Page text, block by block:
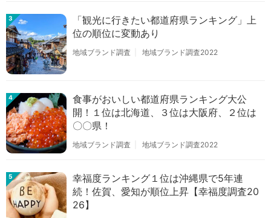
3
「観光に行きたい都道府県ランキング」上
位の順位に変動あり
地域ブランド調査 地域ブランド調査2022
4
食事がおいしい都道府県ランキング大公
開！１位は北海道、３位は大阪府、２位は
〇〇県！
地域ブランド調査 地域ブランド調査2022
5
幸福度ランキング１位は沖縄県で5年連
続！佐賀、愛知が順位上昇【幸福度調査20
26】